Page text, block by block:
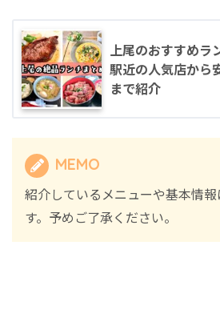
上尾のおすすめラ
駅近の人気店から
まで紹介
MEMO
紹介しているメニューや基本情
す。予めご了承ください。